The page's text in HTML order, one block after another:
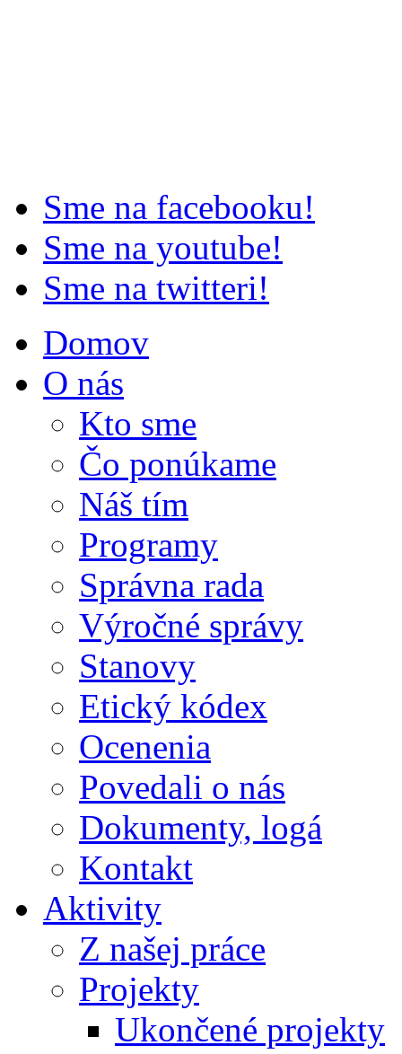
Sme na facebooku!
Sme na youtube!
Sme na twitteri!
Domov
O nás
Kto sme
Čo ponúkame
Náš tím
Programy
Správna rada
Výročné správy
Stanovy
Etický kódex
Ocenenia
Povedali o nás
Dokumenty, logá
Kontakt
Aktivity
Z našej práce
Projekty
Ukončené projekty